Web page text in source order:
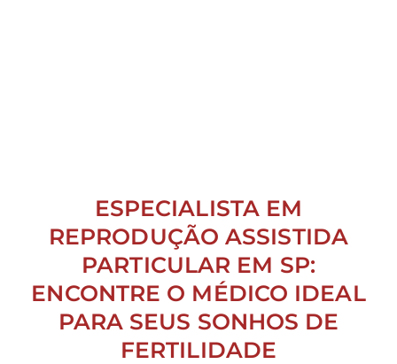
ESPECIALISTA EM
REPRODUÇÃO ASSISTIDA
PARTICULAR EM SP:
ENCONTRE O MÉDICO IDEAL
PARA SEUS SONHOS DE
FERTILIDADE